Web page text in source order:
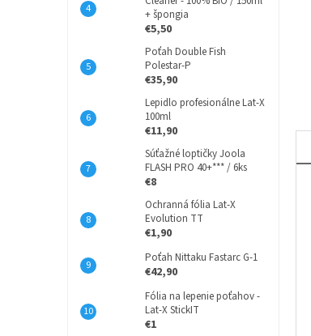
+ špongia
€5,50
Poťah Double Fish
Polestar-P
€35,90
Lepidlo profesionálne Lat-X
100ml
€11,90
Súťažné loptičky Joola
FLASH PRO 40+*** / 6ks
€8
Ochranná fólia Lat-X
Evolution TT
€1,90
Poťah Nittaku Fastarc G-1
€42,90
Fólia na lepenie poťahov -
Lat-X StickIT
€1